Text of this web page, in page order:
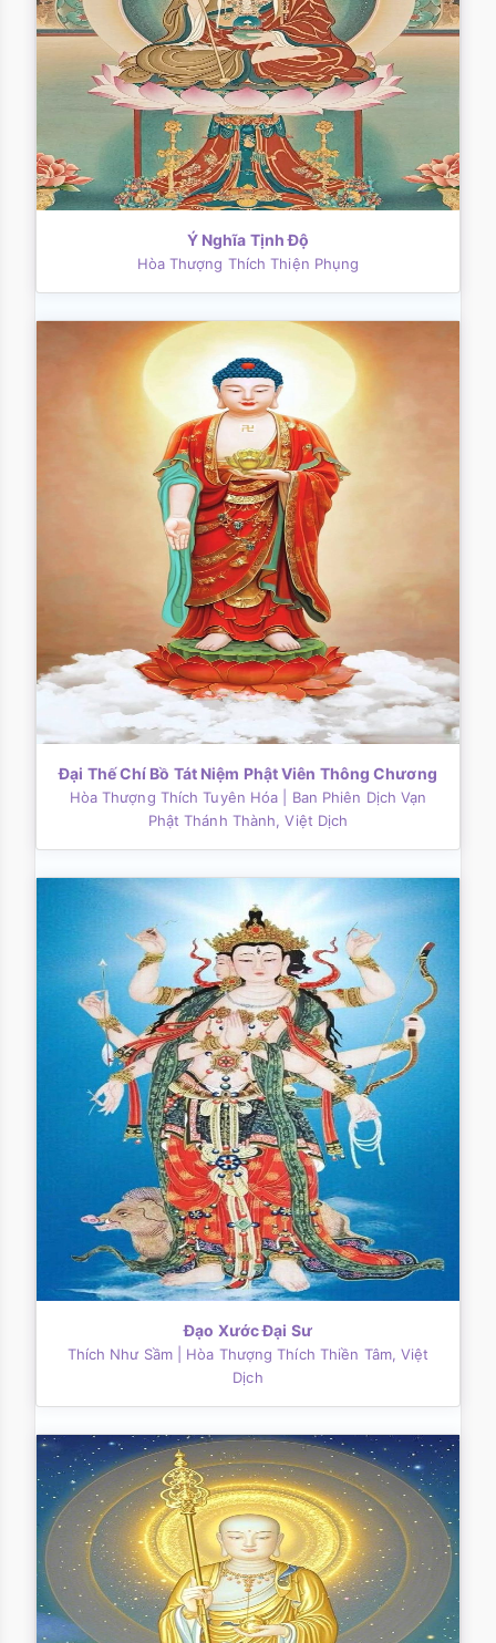
Ý Nghĩa Tịnh Độ
Hòa Thượng Thích Thiện Phụng
Đại Thế Chí Bồ Tát Niệm Phật Viên Thông Chương
Hòa Thượng Thích Tuyên Hóa
| Ban Phiên Dịch Vạn
Phật Thánh Thành, Việt Dịch
Đạo Xước Đại Sư
Thích Như Sầm
| Hòa Thượng Thích Thiền Tâm, Việt
Dịch